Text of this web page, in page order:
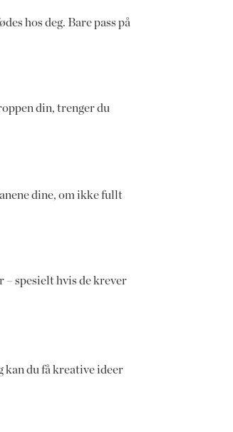
hos deg. Bare pass på
din, trenger du
dine, om ikke fullt
– spesielt hvis de krever
kan du få kreative ideer